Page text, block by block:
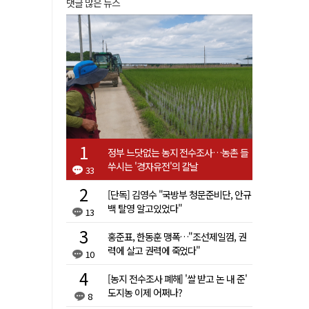
댓글 많은 뉴스
33
정부 느닷없는 농지 전수조사…농촌 들
쑤시는 '경자유전'의 칼날
13
[단독] 김영수 "국방부 청문준비단, 안규
백 탈영 알고있었다"
10
홍준표, 한동훈 맹폭…"조선제일껌, 권
력에 살고 권력에 죽었다"
8
[농지 전수조사 폐해] '쌀 받고 논 내 준'
도지농 이제 어쩌나?